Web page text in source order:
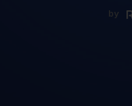
by